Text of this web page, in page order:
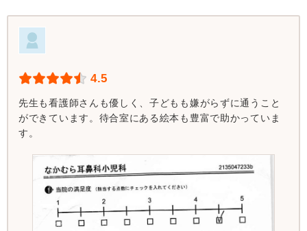
4.5
先生も看護師さんも優しく、子どもも嫌がらずに通うこと
ができています。待合室にある絵本も豊富で助かっていま
す。